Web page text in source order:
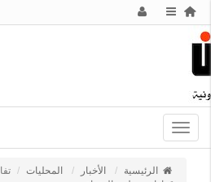
Toggle
navigation
الرئيسية الأخبار المحليات